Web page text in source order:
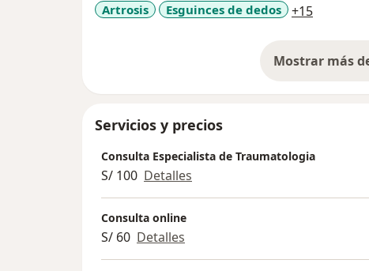
Artrosis
Esguinces de dedos +15
Mostrar más
Servicios y precios
Consulta Especialista de Traumatologia
S/ 100 Detalles
Consulta online
S/ 60 Detalles